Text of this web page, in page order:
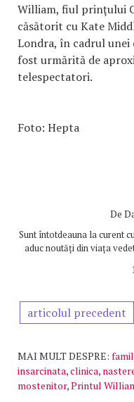
William, fiul prinţului
căsătorit cu Kate
Londra, în cadrul unei
fost urmărită de
telespectatori.
Foto: Hepta
De
Sunt întotdeauna la curent
aduc noutăți din viața
articolul precedent
MAI MULT DESPRE:
insarcinata,clinica,
mostenitor,Printul